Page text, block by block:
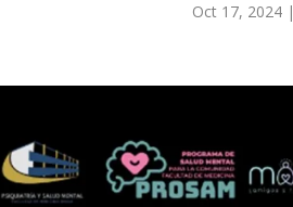
Oct 17, 2024